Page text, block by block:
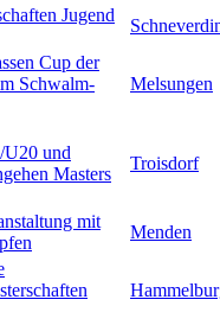
Jugend
Cup der
Schwalm-
Melsungen
und
Masters
Troisdorf
mit
Menden